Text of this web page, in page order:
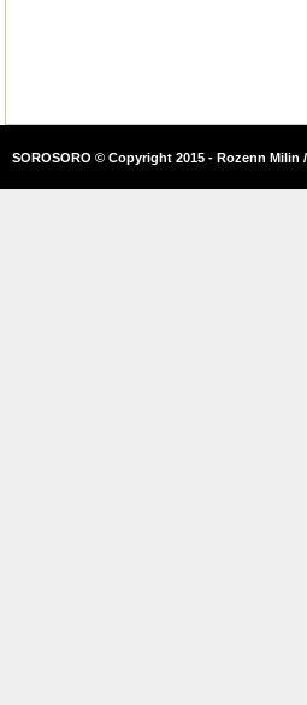
SOROSORO © Copyright 2015 - Rozenn Milin